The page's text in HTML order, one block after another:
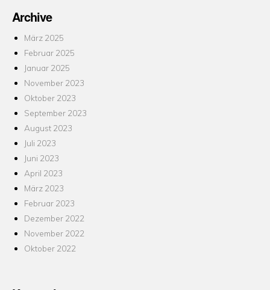
Archive
März 2025
Februar 2025
Januar 2025
November 2023
Oktober 2023
September 2023
August 2023
Juli 2023
Juni 2023
April 2023
März 2023
Februar 2023
Dezember 2022
November 2022
Oktober 2022